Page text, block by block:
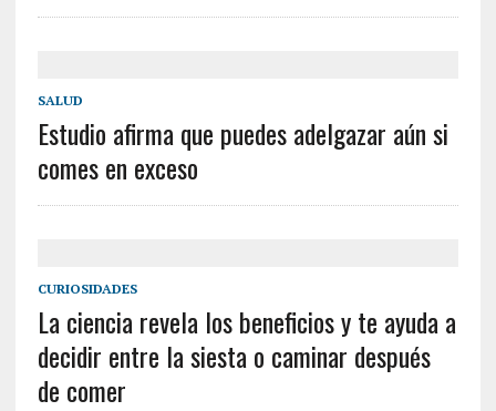
SALUD
Estudio afirma que puedes adelgazar aún si
comes en exceso
CURIOSIDADES
La ciencia revela los beneficios y te ayuda a
decidir entre la siesta o caminar después
de comer